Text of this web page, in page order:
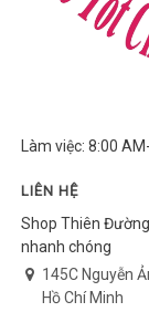
Làm việc: 8:00
LIÊN HỆ
Shop Thiên
nhanh chóng
145C Nguyễn
Hồ Chí Minh